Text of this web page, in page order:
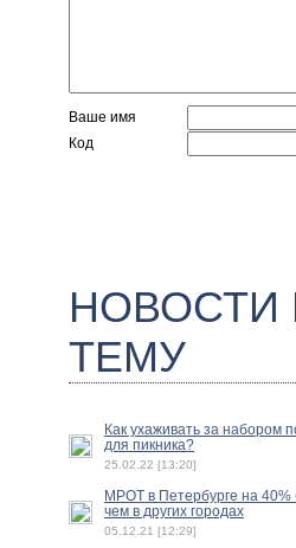
Ваше имя
Код
ТЕМУ
Как ухаживать за набором
для пикника?
25.02.22 [13:20]
МРОТ в Петербурге на 40%
чем в других городах
05.12.21 [12:29]